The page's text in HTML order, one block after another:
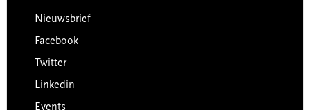
Nieuwsbrief
Facebook
Twitter
Linkedin
Events